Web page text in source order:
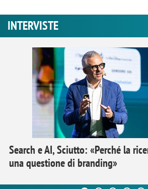
INTERVISTE
Search e AI, Sciutto: «Perché la
una questione di branding»